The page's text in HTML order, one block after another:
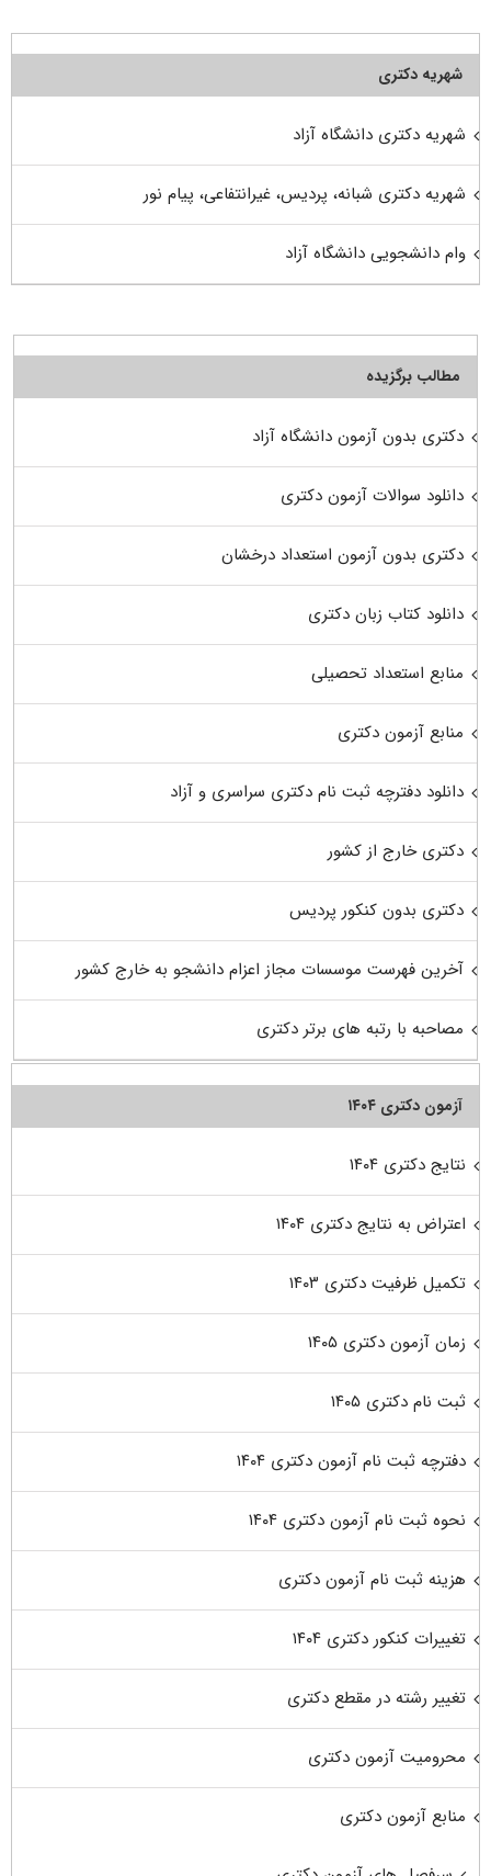
شهریه دکتری
شهریه دکتری دانشگاه آزاد
شهریه دکتری شبانه، پردیس، غیرانتفاعی، پیام نور
وام دانشجویی دانشگاه آزاد
مطالب برگزیده
دکتری بدون آزمون دانشگاه آزاد
دانلود سوالات آزمون دکتری
دکتری بدون آزمون استعداد درخشان
دانلود کتاب زبان دکتری
منابع استعداد تحصیلی
منابع آزمون دکتری
دانلود دفترچه ثبت نام دکتری سراسری و آزاد
دکتری خارج از کشور
دکتری بدون کنکور پردیس
آخرین فهرست موسسات مجاز اعزام دانشجو به خارج کشور
مصاحبه با رتبه های برتر دکتری
آزمون دکتری ۱۴۰۴
نتایج دکتری ۱۴۰۴
اعتراض به نتایج دکتری ۱۴۰۴
تکمیل ظرفیت دکتری ۱۴۰۳
زمان آزمون دکتری ۱۴۰۵
ثبت نام دکتری ۱۴۰۵
دفترچه ثبت نام آزمون دکتری ۱۴۰۴
نحوه ثبت نام آزمون دکتری ۱۴۰۴
هزینه ثبت نام آزمون دکتری
تغییرات کنکور دکتری ۱۴۰۴
تغییر رشته در مقطع دکتری
محرومیت آزمون دکتری
منابع آزمون دکتری